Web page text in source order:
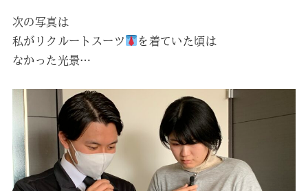
次の写真は
私がリクルートスーツ
を着ていた頃は
なかった光景…